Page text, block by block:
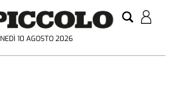
10 AGOSTO 2026